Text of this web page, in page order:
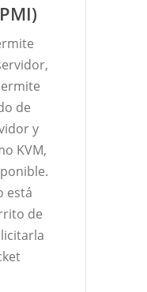
de
y
KVM,
está
de